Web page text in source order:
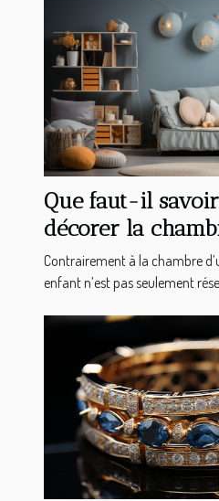
Que faut-il
décorer la
enfant ?
Contrairement à la chambre
enfant n’est pas seulement